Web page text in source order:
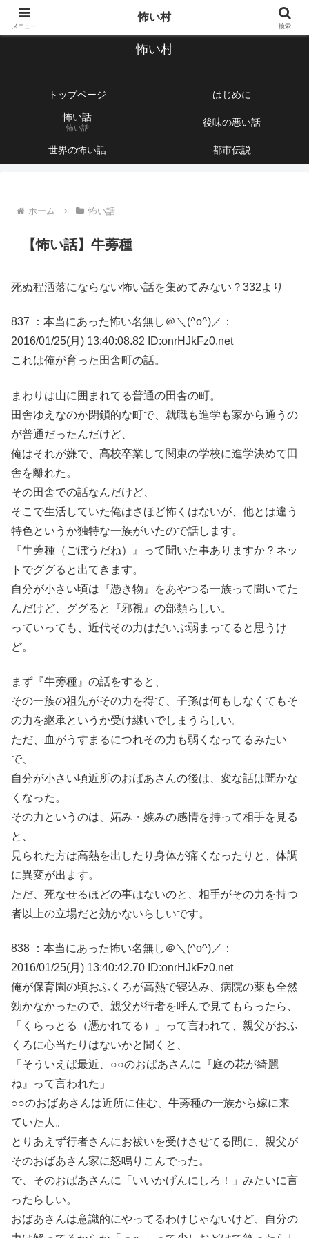
【1760話以上】怖い話と不思議な話を集めて紹介するサイト
怖い村
トップページ
はじめに
怖い話
怖い話 後味の悪い話
世界の怖い話 都市伝説
ホーム 怖い話
【怖い話】牛蒡種
死ぬ程洒落にならない怖い話を集めてみない？332より
837 ：本当にあった怖い名無し＠＼(^o^)／：
2016/01/25(月) 13:40:08.82 ID:onrHJkFz0.net
これは俺が育った田舎町の話。
まわりは山に囲まれてる普通の田舎の町。
田舎ゆえなのか閉鎖的な町で、就職も進学も家から通うの
が普通だったんだけど、
俺はそれが嫌で、高校卒業して関東の学校に進学決めて田
舎を離れた。
その田舎での話なんだけど、
そこで生活していた俺はさほど怖くはないが、他とは違う
特色というか独特な一族がいたので話します。
『牛蒡種（ごぼうだね）』って聞いた事ありますか？ネッ
トでググると出てきます。
自分が小さい頃は『憑き物』をあやつる一族って聞いてた
んだけど、ググると『邪視』の部類らしい。
っていっても、近代その力はだいぶ弱まってると思うけ
ど。
まず『牛蒡種』の話をすると、
その一族の祖先がその力を得て、子孫は何もしなくてもそ
の力を継承というか受け継いでしまうらしい。
ただ、血がうすまるにつれその力も弱くなってるみたい
で、
自分が小さい頃近所のおばあさんの後は、変な話は聞かな
くなった。
その力というのは、妬み・嫉みの感情を持って相手を見る
と、
見られた方は高熱を出したり身体が痛くなったりと、体調
に異変が出ます。
ただ、死なせるほどの事はないのと、相手がその力を持つ
者以上の立場だと効かないらしいです。
838 ：本当にあった怖い名無し＠＼(^o^)／：
2016/01/25(月) 13:40:42.70 ID:onrHJkFz0.net
俺が保育園の頃おふくろが高熱で寝込み、病院の薬も全然
効かなかったので、親父が行者を呼んで見てもらったら、
「くらっとる（憑かれてる）」って言われて、親父がおふ
くろに心当たりはないかと聞くと、
「そういえば最近、○○のおばあさんに『庭の花が綺麗
ね』って言われた」
○○のおばあさんは近所に住む、牛蒡種の一族から嫁に来
ていた人。
とりあえず行者さんにお祓いを受けさせてる間に、親父が
そのおばあさん家に怒鳴りこんでった。
で、そのおばあさんに「いいかげんにしろ！」みたいに言
ったらしい。
おばあさんは意識的にやってるわけじゃないけど、自分の
メニュー
怖い村
検索